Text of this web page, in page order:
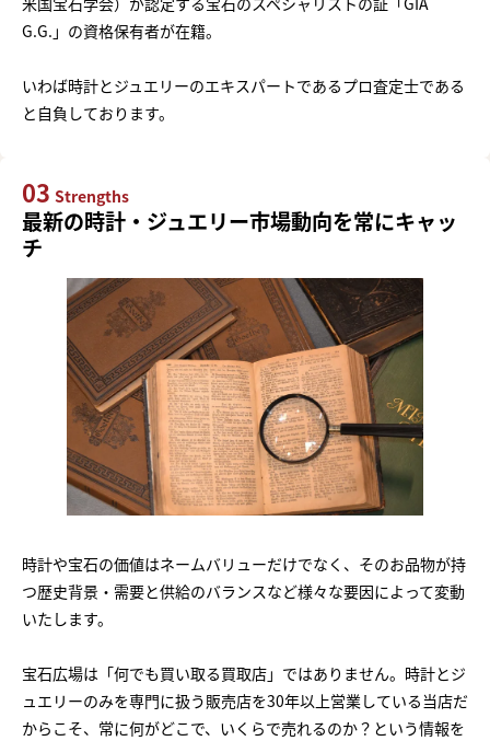
G.G.」の資格保有者が在籍。
いわば時計とジュエリーのエキスパートであるプロ査定士である
と自負しております。
03 Strengths
最新の時計・ジュエリー市場動向を常にキャッ
チ
時計や宝石の価値はネームバリューだけでなく、そのお品物が持
つ歴史背景・需要と供給のバランスなど様々な要因によって変動
いたします。
宝石広場は「何でも買い取る買取店」ではありません。時計とジ
ュエリーのみを専門に扱う販売店を30年以上営業している当店だ
からこそ、常に何がどこで、いくらで売れるのか？という情報を